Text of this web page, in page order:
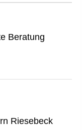
Beratung
Riesebeck